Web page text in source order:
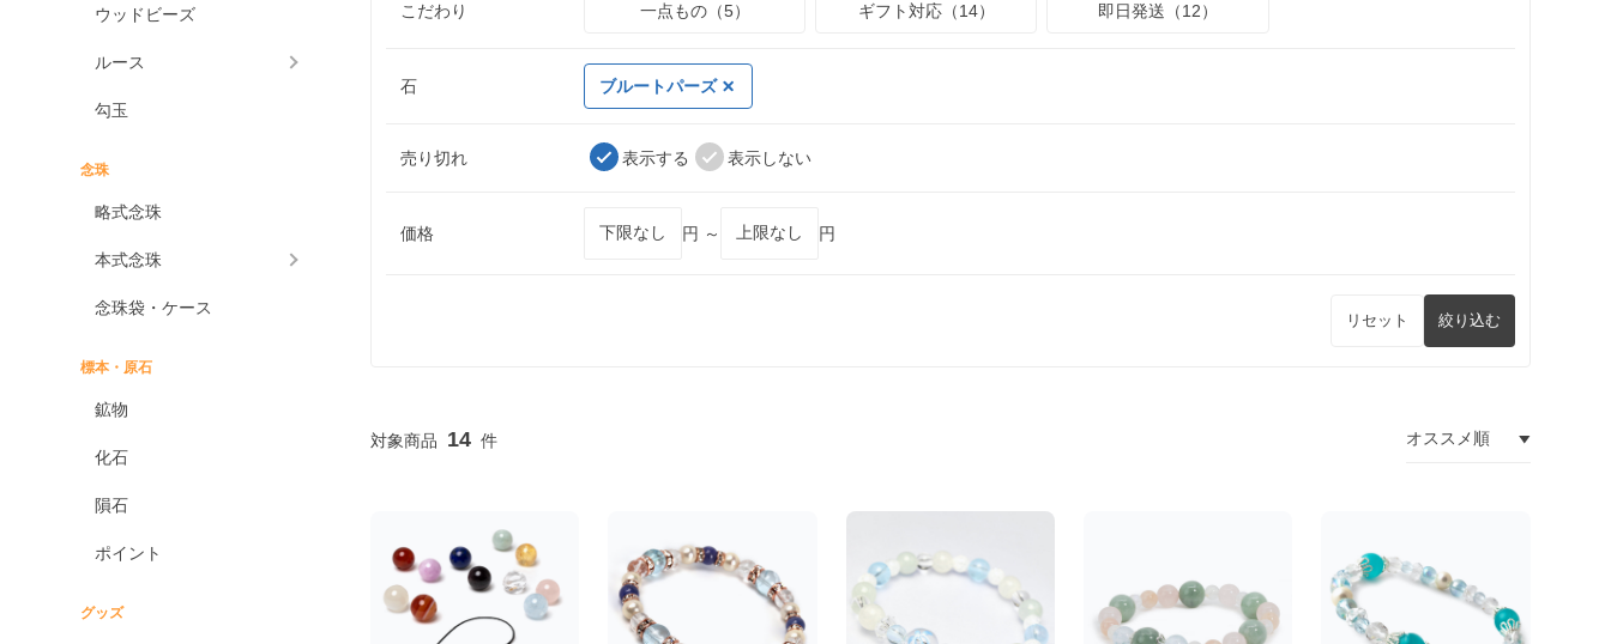
ウッドビーズ
ルース
勾玉
念珠
略式念珠
本式念珠
念珠袋・ケース
標本・原石
鉱物
化石
隕石
ポイント
グッズ
こだわり 一点もの（5） ギフト対応（14） 即日発送（12）
石 ブルートパーズ
売り切れ 表示する 表示しない
価格 円 ～ 円
リセット 絞り込む
14